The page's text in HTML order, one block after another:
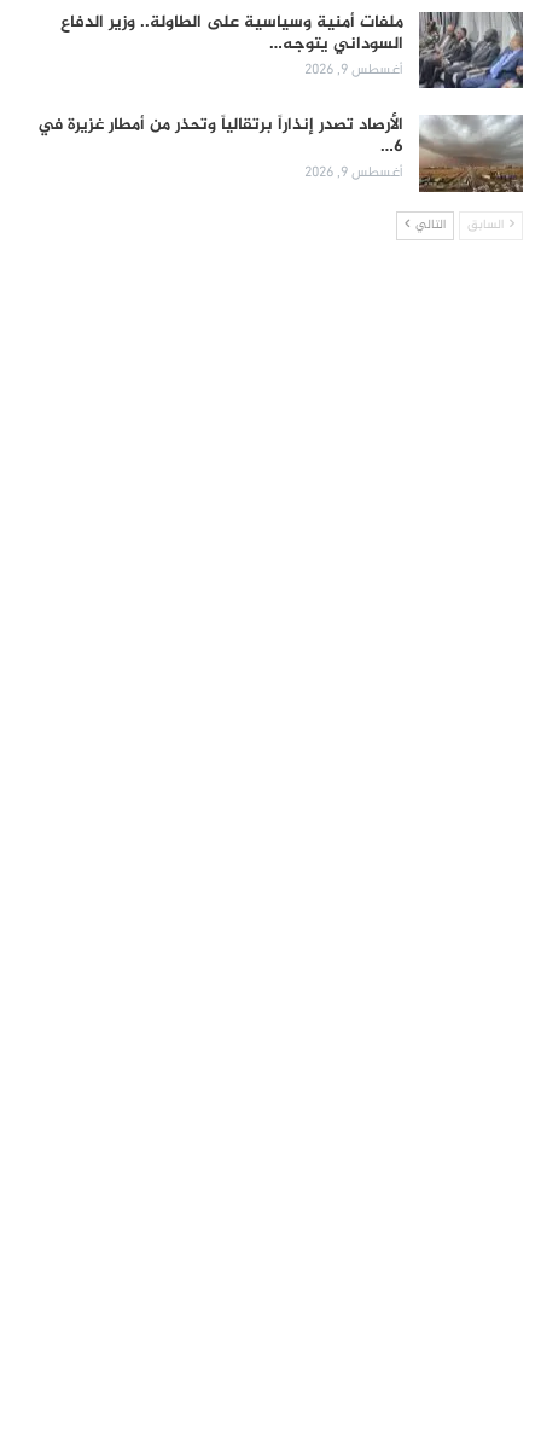
ملفات أمنية وسياسية على الطاولة.. وزير الدفاع
السوداني يتوجه…
أغسطس 9, 2026
الأرصاد تصدر إنذاراً برتقالياً وتحذر من أمطار غزيرة في
6…
أغسطس 9, 2026
السابق التالي